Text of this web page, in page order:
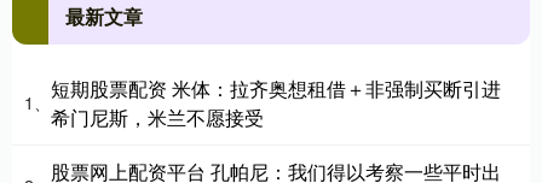
最新文章
1、
短期股票配资 米体：拉齐奥想租借＋非强制买断引进
希门尼斯，米兰不愿接受
股票网上配资平台 孔帕尼：我们得以考察一些平时出